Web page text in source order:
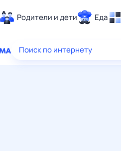
Родители и дети Еда
Здоровье
Поиск по интернету